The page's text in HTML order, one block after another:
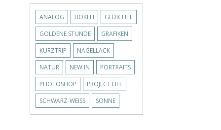
ANALOG BOKEH
GEDICHTE
GOLDENE STUNDE
GRAFIKEN
KURZTRIP
NAGELLACK
NATUR
NEW IN
PORTRAITS
PHOTOSHOP
PROJECT LIFE
SCHWARZ-WEISS
SONNE